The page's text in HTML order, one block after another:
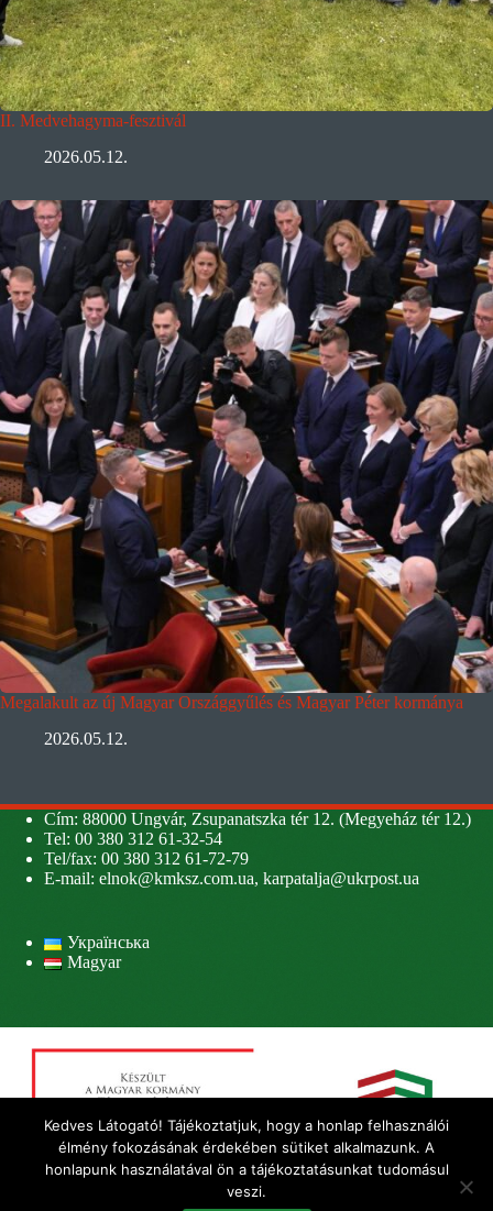
II. Medvehagyma-fesztivál
2026.05.12.
Megalakult az új Magyar Országgyűlés és Magyar Péter kormánya
2026.05.12.
Cím: 88000 Ungvár, Zsupanatszka tér 12. (Megyeház tér 12.)
Tel: 00 380 312 61-32-54
Tel/fax: 00 380 312 61-72-79
E-mail: elnok@kmksz.com.ua, karpatalja@ukrpost.ua
Українська
Magyar
Kedves Látogató! Tájékoztatjuk, hogy a honlap felhasználói
élmény fokozásának érdekében sütiket alkalmazunk. A
honlapunk használatával ön a tájékoztatásunkat tudomásul
veszi.